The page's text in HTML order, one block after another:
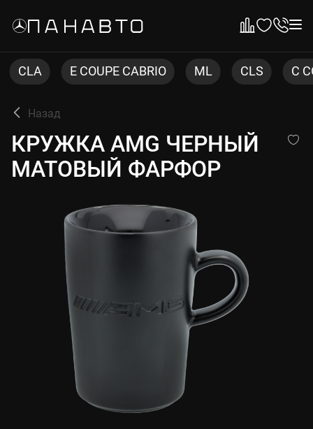
E COUPE CABRIO ML CLS C COUPE
Назад
КРУЖКА AMG ЧЕРНЫЙ
КРУЖКА AMG ЧЕРНЫЙ
МАТОВЫЙ ФАРФОР